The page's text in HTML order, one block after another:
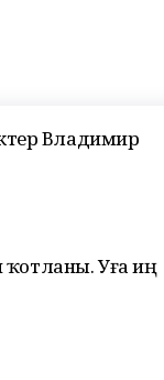
Владимир
Уға иң